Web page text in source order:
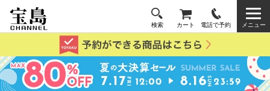
検索 カート 電話で予約 メニュー